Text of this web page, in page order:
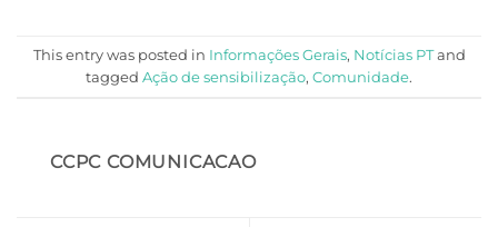
This entry was posted in Informações Gerais, Notícias PTand
tagged Ação de sensibilização, Comunidade.
CCPC COMUNICACAO